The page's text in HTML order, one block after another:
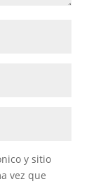
y sitio
vez que